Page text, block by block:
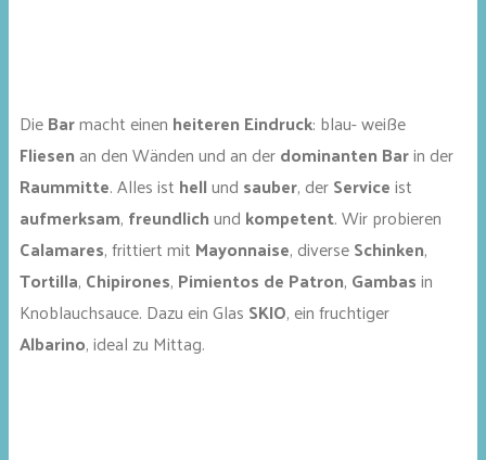
DieBarmacht einen heiteren Eindruck: blau- weiße
Fliesenan den Wänden und an derdominanten Barin der
Raummitte. Alles ist hellund sauber, derServiceist
aufmerksam, freundlichund kompetent. Wir probieren
Calamares, frittiert mit Mayonnaise, diverseSchinken,
Tortilla, Chipirones, Pimientos de Patron, Gambasin
Knoblauchsauce. Dazu ein Glas SKIO, ein fruchtiger
Albarino, ideal zu Mittag.